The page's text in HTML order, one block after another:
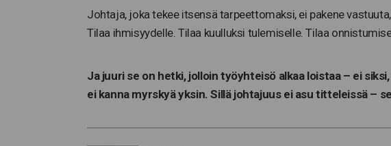
Johtaja, joka tekee itsensä tarpeettomaksi, ei pakene
Tilaa ihmisyydelle. Tilaa kuulluksi tulemiselle. Tilaa
Ja juuri se on hetki, jolloin työyhteisö alkaa loistaa – ei
ei kanna myrskyä yksin. Sillä johtajuus ei asu titteleissä –